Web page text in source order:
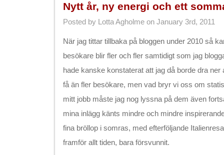
Nytt år, ny energi och ett
Posted by Lotta Agholme on January 3rd, 2011
När jag tittar tillbaka på bloggen under 2010 så
besökare blir fler och fler samtidigt som jag
hade kanske konstaterat att jag då borde dra ner
få än fler besökare, men vad bryr vi oss om
mitt jobb måste jag nog lyssna på dem även
mina inlägg känts mindre och mindre
fina bröllop i somras, med efterföljande
framför allt tiden, bara försvunnit.